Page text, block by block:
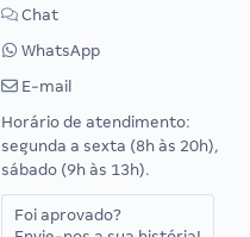
Chat
WhatsApp
E-mail
Horário de atendimento:
segunda a sexta (8h às 20h),
sábado (9h às 13h).
Foi aprovado?